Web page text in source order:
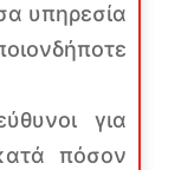
υπηρεσία
για
πόσον